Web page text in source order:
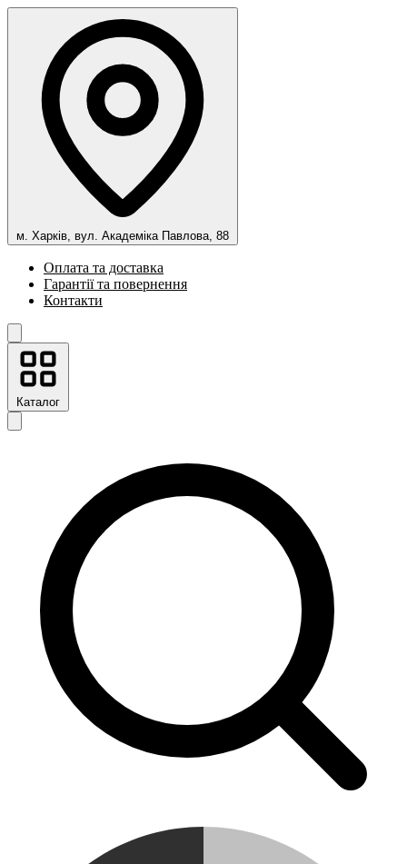
м. Харків, вул. Академіка Павлова, 88
Оплата та доставка
Гарантії та повернення
Контакти
Каталог